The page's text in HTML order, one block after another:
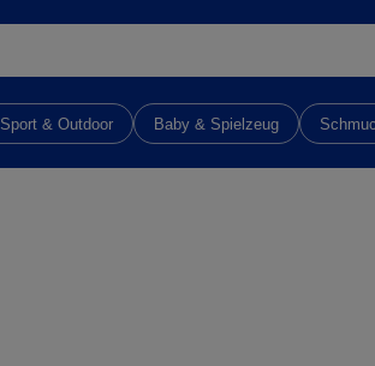
Sport & Outdoor Baby & Spielzeug